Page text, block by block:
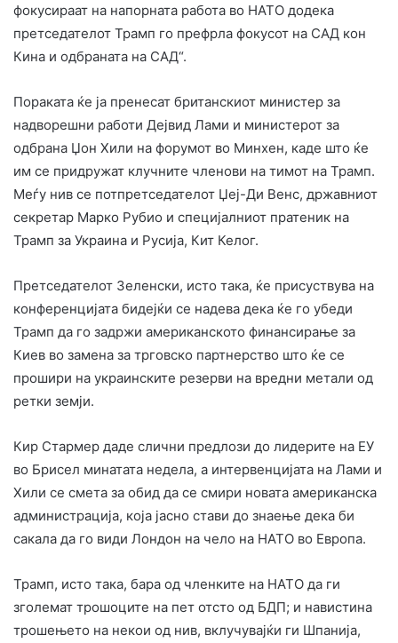
фокусираат на напорната работа во НАТО додека
претседателот Трамп го префрла фокусот на САД кон
Кина и одбраната на САД“.
Пораката ќе ја пренесат британскиот министер за
надворешни работи Дејвид Лами и министерот за
одбрана Џон Хили на форумот во Минхен, каде што ќе
им се придружат клучните членови на тимот на Трамп.
Меѓу нив се потпретседателот Џеј-Ди Венс, државниот
секретар Марко Рубио и специјалниот пратеник на
Трамп за Украина и Русија, Кит Келог.
Претседателот Зеленски, исто така, ќе присуствува на
конференцијата бидејќи се надева дека ќе го убеди
Трамп да го задржи американското финансирање за
Киев во замена за трговско партнерство што ќе се
прошири на украинските резерви на вредни метали од
ретки земји.
Кир Стармер даде слични предлози до лидерите на ЕУ
во Брисел минатата недела, а интервенцијата на Лами и
Хили се смета за обид да се смири новата американска
администрација, која јасно стави до знаење дека би
сакала да го види Лондон на чело на НАТО во Европа.
Трамп, исто така, бара од членките на НАТО да ги
зголемат трошоците на пет отсто од БДП; и навистина
трошењето на некои од нив, вклучувајќи ги Шпанија,